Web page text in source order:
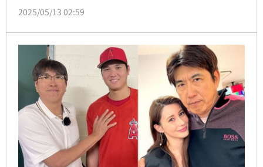
責，正式退出演藝圈。不料昨（12日）傳出中居正廣委
「性暴力」。
2025/05/13 02:59